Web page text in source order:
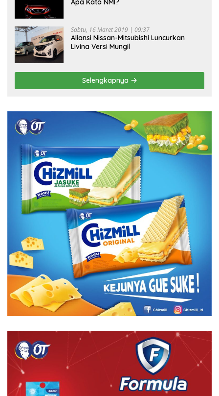
Apa Kata NMI?
Sabtu, 16 Maret 2019 | 09:37
Aliansi Nissan-Mitsubishi Luncurkan
Livina Versi Mungil
Selengkapnya